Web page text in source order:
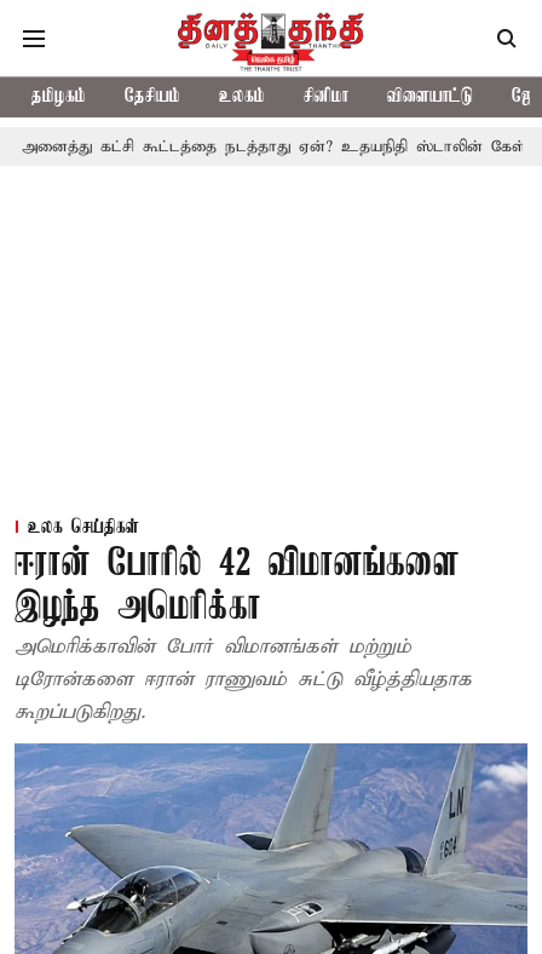
தமிழகம் தேசியம் உலகம் சினிமா விளையாட்டு
கூட்டத்தை நடத்தாது ஏன்? உதயநிதி ஸ்டாலின் கேள்வி
உலக செய்திகள்
ஈரான் போரில் 42 விமானங்களை
இழந்த அமெரிக்கா
அமெரிக்காவின் போர் விமானங்கள் மற்றும்
டிரோன்களை ஈரான் ராணுவம் சுட்டு வீழ்த்தியதாக
கூறப்படுகிறது.